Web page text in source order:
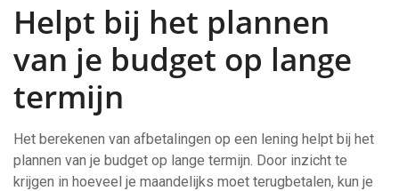
Helpt bij het plannen
van je budget op lange
termijn
Het berekenen van afbetalingen op een lening helpt bij het
plannen van je budget op lange termijn. Door inzicht te
krijgen in hoeveel je maandelijks moet terugbetalen, kun je